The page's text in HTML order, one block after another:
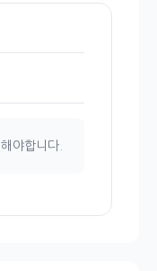
해야합니다.